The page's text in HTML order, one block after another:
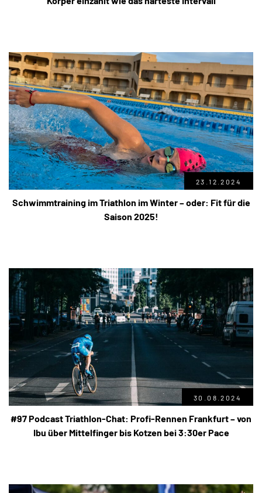
23.12.2024
Schwimmtraining im Triathlon im Winter – oder: Fit für die
Saison 2025!
30.08.2024
#97 Podcast Triathlon-Chat: Profi-Rennen Frankfurt – von
Ibu über Mittelfinger bis Kotzen bei 3:30er Pace